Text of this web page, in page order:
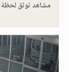
مشاهد توثق